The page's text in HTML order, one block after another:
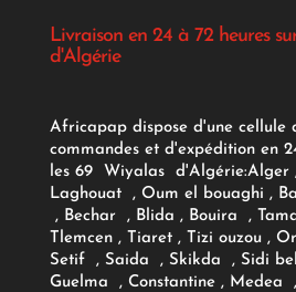
Livraison en 24 à 72 heures
d'Algérie
Africapap dispose d'une cellule
commandes et d'expédition en
les 69 Wiyalas d'Algérie:Alger
Laghouat , Oum el bouaghi ,
, Bechar , Blida , Bouira ,
Tlemcen , Tiaret , Tizi ouzou ,
Setif , Saida , Skikda , Sidi
Guelma , Constantine , Medea